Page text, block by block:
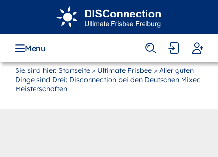
Menu
Sie sind hier: Startseite> Ultimate Frisbee> Aller guten
Dinge sind Drei: Disconnection bei den Deutschen Mixed
Meisterschaften